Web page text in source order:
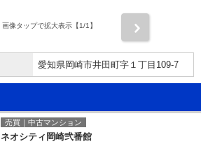
画像タップで拡大表示【1/1】
愛知県岡崎市井田町字１丁目109-7
売買｜中古マンション
ネオシティ岡崎弐番館